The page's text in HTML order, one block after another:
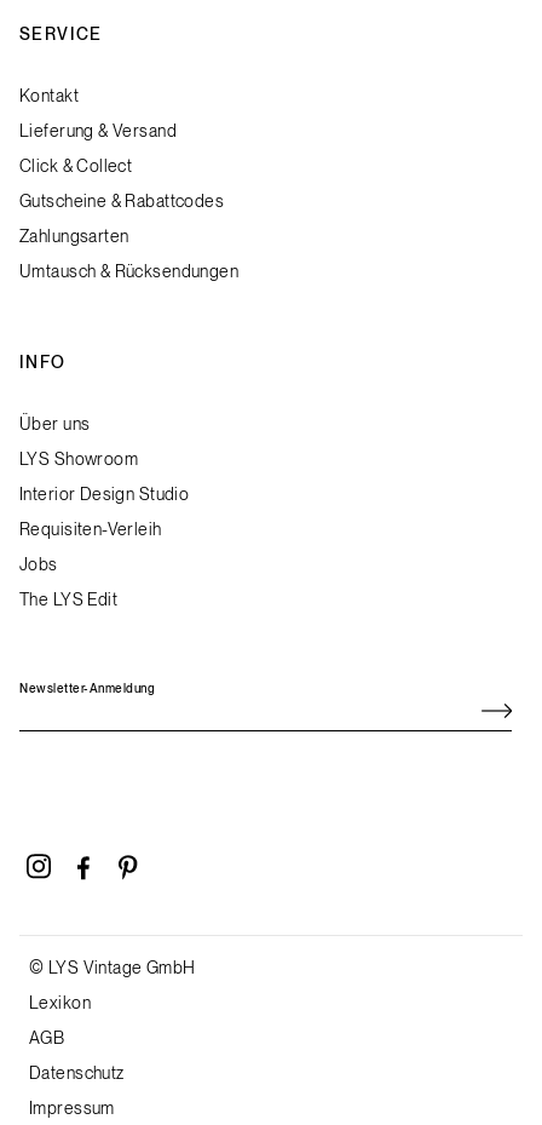
SERVICE
Kontakt
Lieferung & Versand
Click & Collect
Gutscheine & Rabattcodes
Zahlungsarten
Umtausch & Rücksendungen
INFO
Über uns
LYS Showroom
Interior Design Studio
Requisiten-Verleih
Jobs
The LYS Edit
Newsletter-Anmeldung
© LYS Vintage GmbH
Lexikon
AGB
Datenschutz
Impressum